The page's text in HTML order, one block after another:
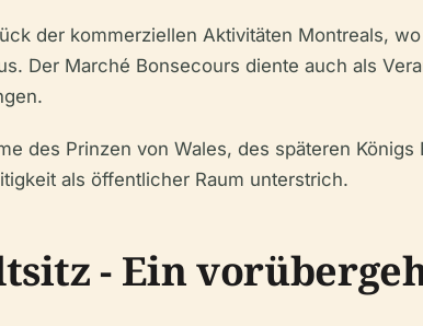
der kommerziellen Aktivitäten Montreals,
Der Marché Bonsecours diente auch als
des Prinzen von Wales, des späteren
als öffentlicher Raum unterstrich.
- Ein